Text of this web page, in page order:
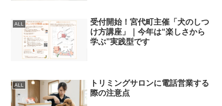
ALL
受付開始！宮代町主催「犬のしつ
け方講座」｜今年は“楽しさから
学ぶ”実践型です
ALL
トリミングサロンに電話営業する
際の注意点